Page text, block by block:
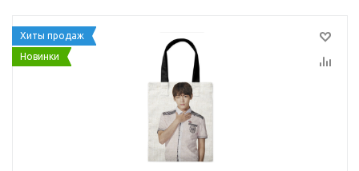
Хиты продаж
Новинки